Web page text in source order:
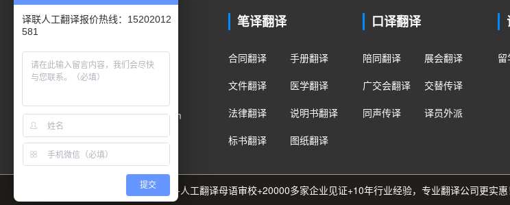
联系我们
客户服务
400电话：400-178-1661
Email：fanyi@translian.com
笔译翻译
合同翻译
手册翻译
文件翻译
医学翻译
法律翻译
说明书翻译
标书翻译
图纸翻译
口译翻译
陪同翻译
展会翻译
广交会翻译
交替传译
同声传译
译员外派
89种语言+8000名译员团队+人工翻译母语审校+20000多家企业见证+10年行业经验，专业翻译公司更实
译联人工翻译报价热线：15202012
581
提交